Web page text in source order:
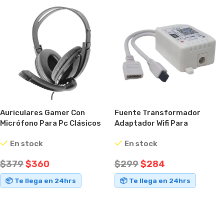
Auriculares Gamer Con
Micrófono Para Pc Clásicos
En stock
$379$360
📦 Te llega en 24hrs
Fuente Transformador
Adaptador Wifi Para
En stock
$299$284
📦 Te llega en 24hrs